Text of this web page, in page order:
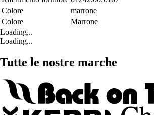
Colore
marrone
Colore
Marrone
Loading...
Loading...
Tutte le nostre marche